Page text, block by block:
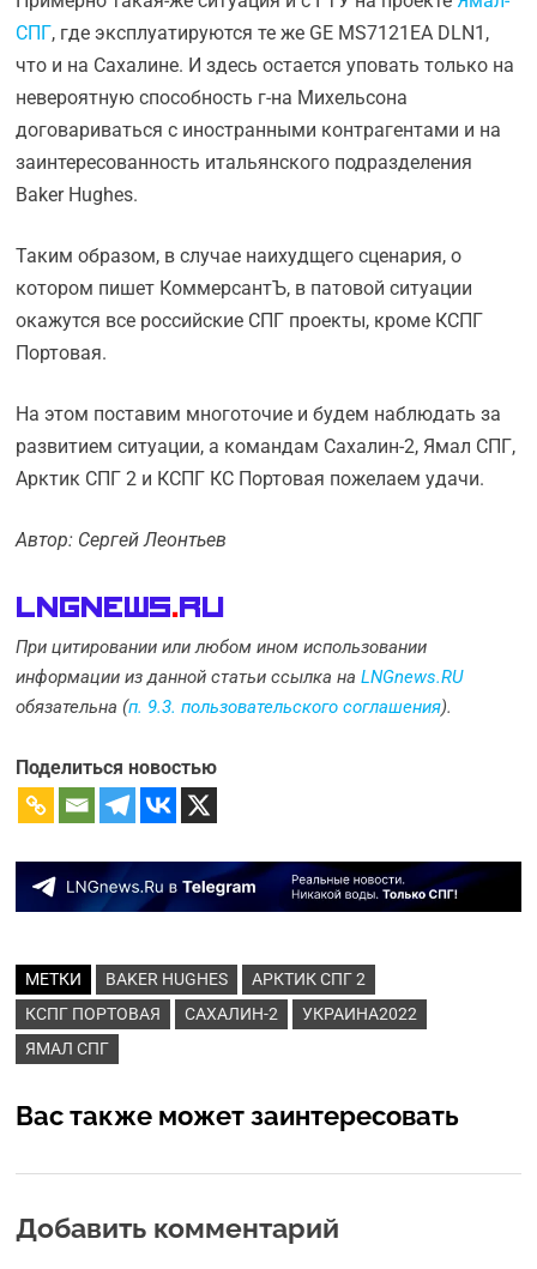
СПГ, где эксплуатируются те же GE MS7121EA DLN1,
что и на Сахалине. И здесь остается уповать только на
невероятную способность г-на Михельсона
договариваться с иностранными контрагентами и на
заинтересованность итальянского подразделения
Baker Hughes.
Таким образом, в случае наихудщего сценария, о
котором пишет КоммерсантЪ, в патовой ситуации
окажутся все российские СПГ проекты, кроме КСПГ
Портовая.
На этом поставим многоточие и будем наблюдать за
развитием ситуации, а командам Сахалин-2, Ямал СПГ,
Арктик СПГ 2 и КСПГ КС Портовая пожелаем удачи.
Автор: Сергей Леонтьев
LNGnews. Ru
При цитировании или любом ином использовании
информации из данной статьи ссылка наLNGnews.RU
обязательна (п. 9.3. пользовательского соглашения).
Поделиться новостью
МЕТКИ BAKER HUGHES
АРКТИК СПГ 2
КСПГ ПОРТОВАЯ
САХАЛИН-2
УКРАИНА2022
ЯМАЛ СПГ
Вас также может заинтересовать
Добавить комментарий